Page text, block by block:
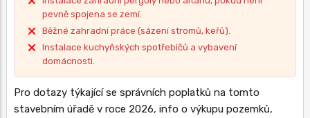
pevně spojena se zemí.
Běžné zahradní práce (sázení stromů, keřů).
Instalace kuchyňských spotřebičů a vybavení
domácnosti.
Pro dotazy týkající se správních poplatků na tomto
stavebním úřadě v roce 2026, info o výkupu pozemků,